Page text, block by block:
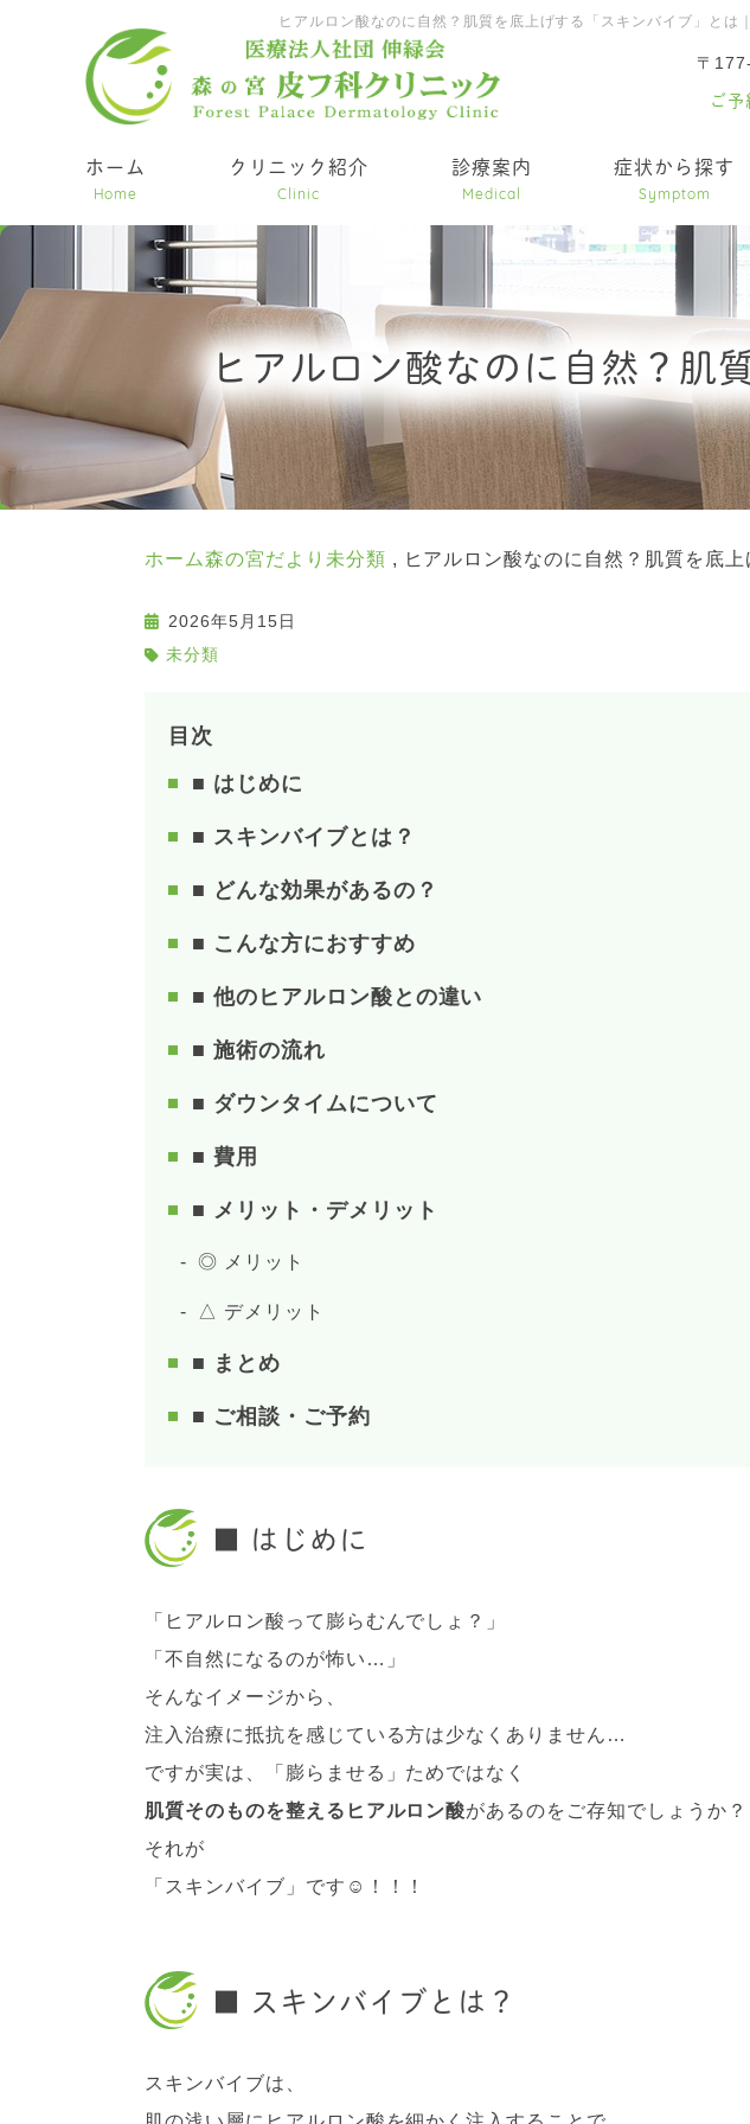
ヒアルロン酸なのに自然？肌質を底上げする「スキンバイブ」と
〒
ご予
ホーム
Home
クリニック紹介
Clinic
診療案内
Medical
症状から探す
Symptom
ヒアルロン酸なのに自然？肌
ホーム森の宮だより 未分類 ヒアルロン酸なのに自然？肌質を底
2026年5月15日
未分類
目次
■ はじめに
■ スキンバイブとは？
■ どんな効果があるの？
■ こんな方におすすめ
■ 他のヒアルロン酸との違い
■ 施術の流れ
■ ダウンタイムについて
■ 費用
■ メリット・デメリット
◎ メリット
△ デメリット
■ まとめ
■ ご相談・ご予約
■ はじめに
「ヒアルロン酸って膨らむんでしょ？」
「不自然になるのが怖い…」
そんなイメージから、
注入治療に抵抗を感じている方は少なくありません…
ですが実は、「膨らませる」ためではなく
肌質そのものを整えるヒアルロン酸があるのをご存知でしょうか？
それが
「スキンバイブ」です☺︎！！！
■ スキンバイブとは？
スキンバイブは、